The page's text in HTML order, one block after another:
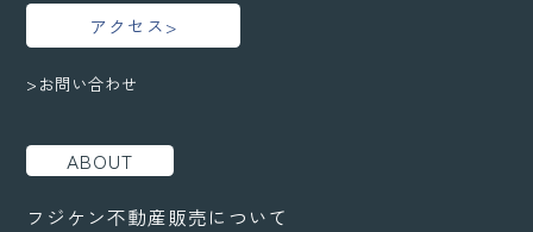
アクセス>
>お問い合わせ
ABOUT
フジケン不動産販売について